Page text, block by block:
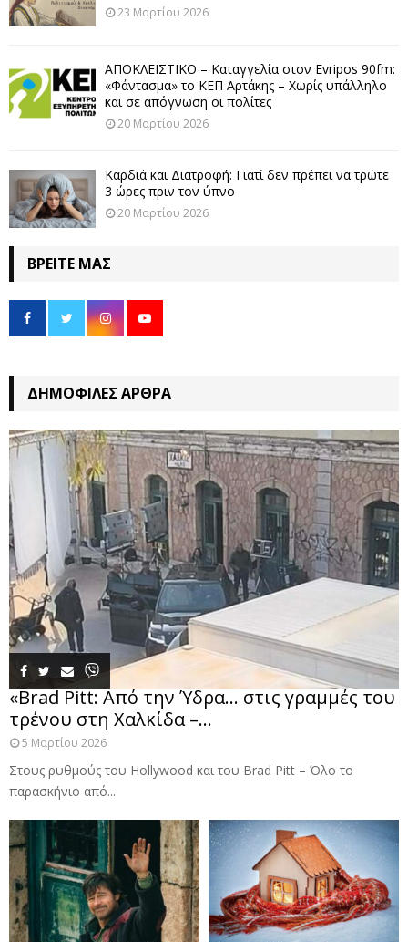
23 Μαρτίου 2026
ΑΠΟΚΛΕΙΣΤΙΚΟ – Καταγγελία στον Evripos 90fm:
«Φάντασμα» το ΚΕΠ Αρτάκης – Χωρίς υπάλληλο
και σε απόγνωση οι πολίτες
20 Μαρτίου 2026
Καρδιά και Διατροφή: Γιατί δεν πρέπει να τρώτε
3 ώρες πριν τον ύπνο
20 Μαρτίου 2026
ΒΡΕΊΤΕ ΜΑΣ
ΔΗΜΟΦΙΛΈΣ ΆΡΘΡΑ
«Brad Pitt: Από την Ύδρα… στις γραμμές του
τρένου στη Χαλκίδα –...
5 Μαρτίου 2026
Στους ρυθμούς του Hollywood και του Brad Pitt – Όλο το
παρασκήνιο από...